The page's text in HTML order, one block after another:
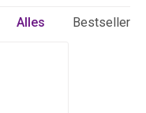
Alles Bestseller